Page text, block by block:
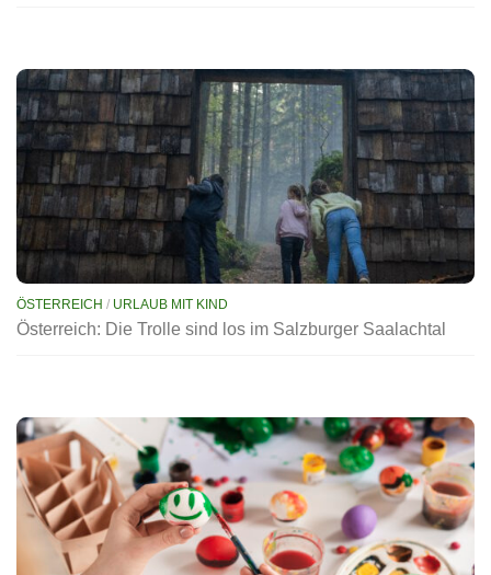
ÖSTERREICH / URLAUB MIT KIND
Österreich: Die Trolle sind los im Salzburger Saalachtal